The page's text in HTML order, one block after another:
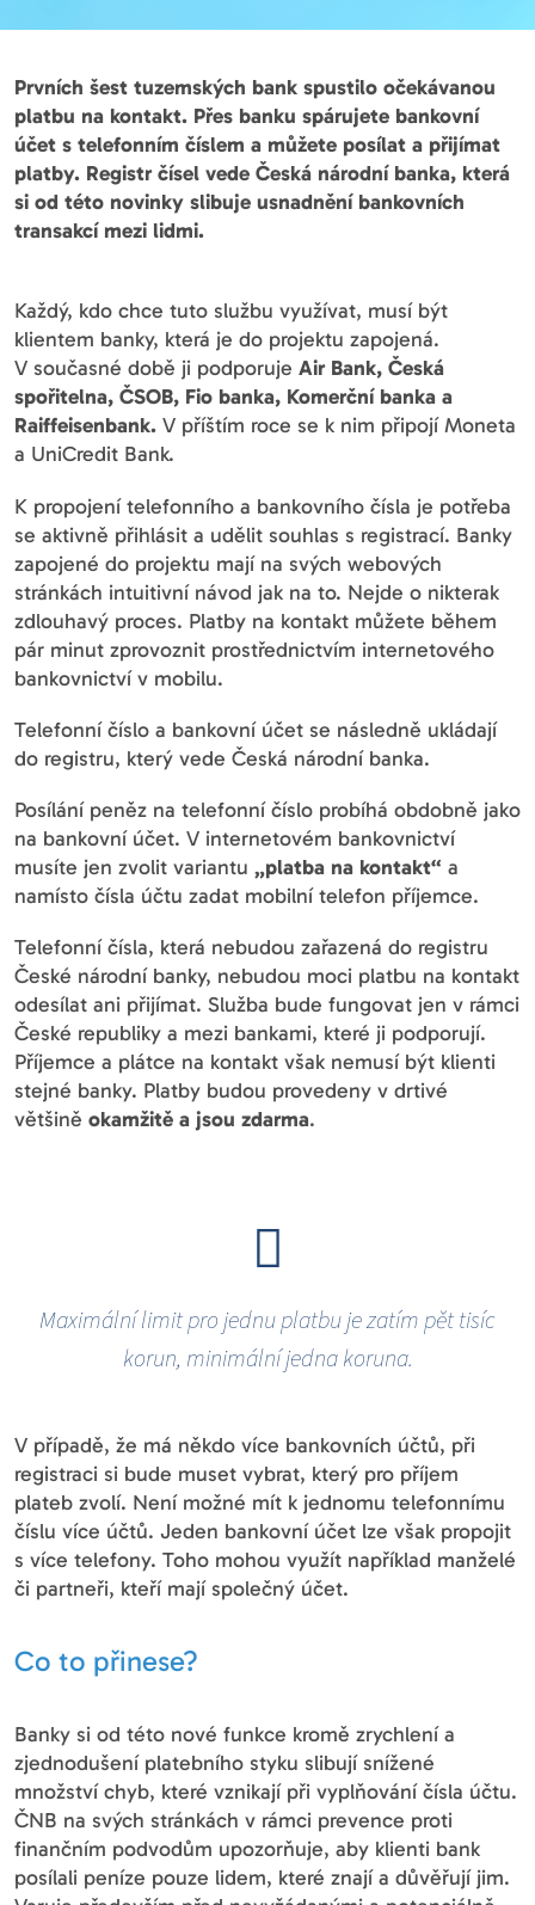
Prvních šest tuzemských bank spustilo očekávanou
platbu na kontakt. Přes banku spárujete bankovní
účet s telefonním číslem a můžete posílat a přijímat
platby. Registr čísel vede Česká národní banka, která
si od této novinky slibuje usnadnění bankovních
transakcí mezi lidmi.
Každý, kdo chce tuto službu využívat, musí být
klientem banky, která je do projektu zapojená.
V současné době ji podporuje Air Bank, Česká
spořitelna, ČSOB, Fio banka, Komerční banka a
Raiffeisenbank. V příštím roce se k nim připojí Moneta
a UniCredit Bank.
K propojení telefonního a bankovního čísla je potřeba
se aktivně přihlásit a udělit souhlas s registrací. Banky
zapojené do projektu mají na svých webových
stránkách intuitivní návod jak na to. Nejde o nikterak
zdlouhavý proces. Platby na kontakt můžete během
pár minut zprovoznit prostřednictvím internetového
bankovnictví v mobilu.
Telefonní číslo a bankovní účet se následně ukládají
do registru, který vede Česká národní banka.
Posílání peněz na telefonní číslo probíhá obdobně jako
na bankovní účet. V internetovém bankovnictví
musíte jen zvolit variantu „platba na kontakt“ a
namísto čísla účtu zadat mobilní telefon příjemce.
Telefonní čísla, která nebudou zařazená do registru
České národní banky, nebudou moci platbu na kontakt
odesílat ani přijímat. Služba bude fungovat jen v rámci
České republiky a mezi bankami, které ji podporují.
Příjemce a plátce na kontakt však nemusí být klienti
stejné banky. Platby budou provedeny v drtivé
většině okamžitě a jsou zdarma.
Maximální limit pro jednu platbu je zatím pět tisíc
korun, minimální jedna koruna.
V případě, že má někdo více bankovních účtů, při
registraci si bude muset vybrat, který pro příjem
plateb zvolí. Není možné mít k jednomu telefonnímu
číslu více účtů. Jeden bankovní účet lze však propojit
s více telefony. Toho mohou využít například manželé
či partneři, kteří mají společný účet.
Co to přinese?
Banky si od této nové funkce kromě zrychlení a
zjednodušení platebního styku slibují snížené
množství chyb, které vznikají při vyplňování čísla účtu.
ČNB na svých stránkách v rámci prevence proti
finančním podvodům upozorňuje, aby klienti bank
posílali peníze pouze lidem, které znají a důvěřují jim.